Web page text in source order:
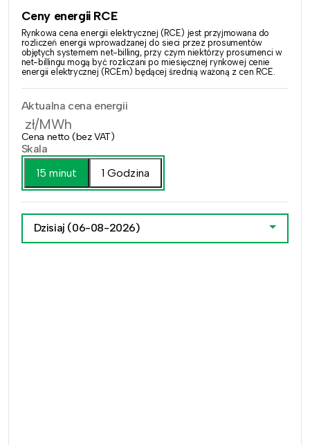
Ceny energii RCE
Rynkowa cena energii elektrycznej (RCE) jest przyjmowana do
rozliczeń energii wprowadzanej do sieci przez prosumentów
objętych systemem net-billing, przy czym niektórzy prosumenci w
net-billingu mogą być rozliczani po miesięcznej rynkowej cenie
energii elektrycznej (RCEm) będącej średnią ważoną z cen RCE.
Aktualna cena energii
zł/MWh
Cena netto (bez VAT)
Skala
15 minut
1 Godzina
Dzisiaj (06-08-2026)